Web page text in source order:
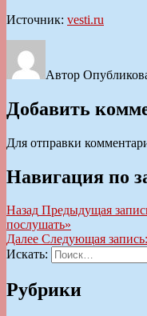
Источник: vesti.ru
Автор
Добавить
Для отправки
Навигация по
Назад Предыдущая
послушать»
Далее Следующая запись:
Искать:
Рубрики